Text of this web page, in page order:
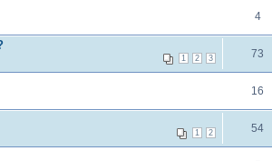
4
1 2 3 73
16
1 2 54